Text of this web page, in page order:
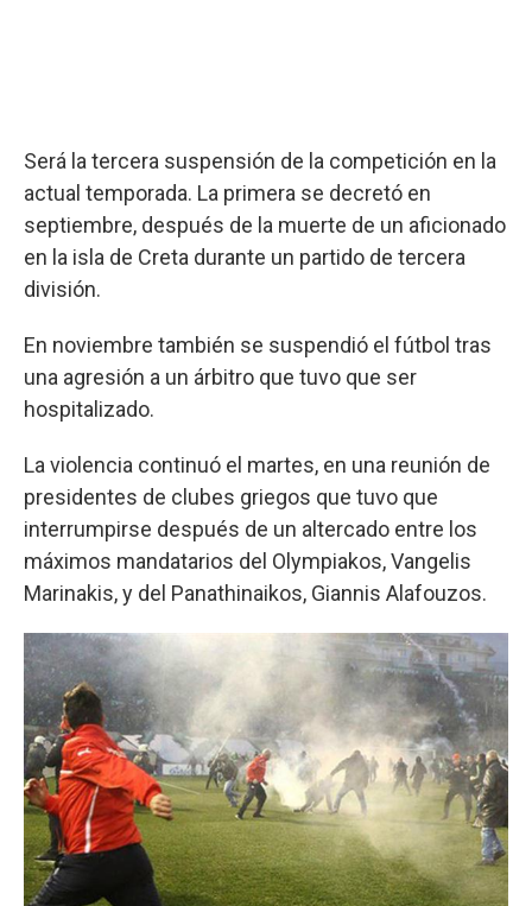
Será la tercera suspensión de la competición en la
actual temporada. La primera se decretó en
septiembre, después de la muerte de un aficionado
en la isla de Creta durante un partido de tercera
división.
En noviembre también se suspendió el fútbol tras
una agresión a un árbitro que tuvo que ser
hospitalizado.
La violencia continuó el martes, en una reunión de
presidentes de clubes griegos que tuvo que
interrumpirse después de un altercado entre los
máximos mandatarios del Olympiakos, Vangelis
Marinakis, y del Panathinaikos, Giannis Alafouzos.